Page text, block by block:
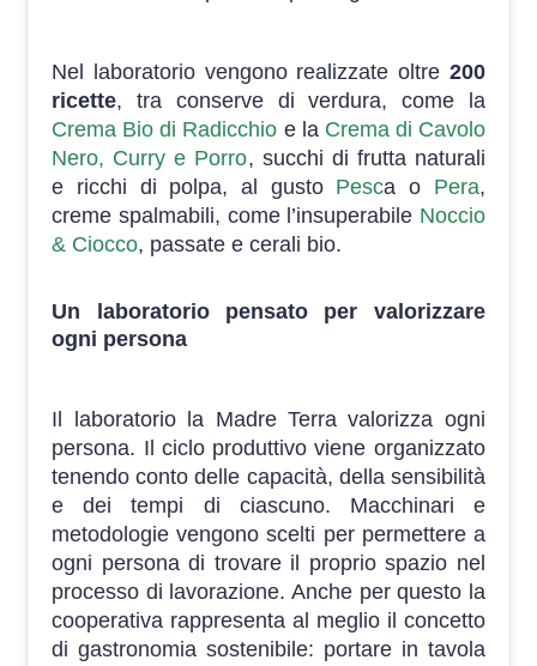
Nel laboratorio vengono realizzate oltre 200
ricette, tra conserve di verdura, come la
Crema Bio di Radicchio e la Crema di Cavolo
Nero, Curry e Porro, succhi di frutta naturali
e ricchi di polpa, al gusto Pesca o Pera,
creme spalmabili, come l’insuperabile Noccio
& Ciocco, passate e cerali bio.
Un laboratorio pensato per valorizzare
ogni persona
Il laboratorio la Madre Terra valorizza ogni
persona. Il ciclo produttivo viene organizzato
tenendo conto delle capacità, della sensibilità
e dei tempi di ciascuno. Macchinari e
metodologie vengono scelti per permettere a
ogni persona di trovare il proprio spazio nel
processo di lavorazione. Anche per questo la
cooperativa rappresenta al meglio il concetto
di gastronomia sostenibile: portare in tavola